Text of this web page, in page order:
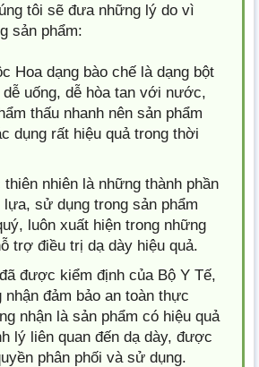
tôi sẽ đưa những lý do vì
sản phẩm:
Hoa dạng bào chế là dạng bột
dễ uống, dễ hòa tan với nước,
thấu nhanh nên sản phẩm
dụng rất hiệu quả trong thời
nhiên là những thành phần
sử dụng trong sản phẩm
luôn xuất hiện trong những
trợ điều trị dạ dày hiệu quả.
được kiểm định của Bộ Y Tế,
nhận đảm bảo an toàn thực
nhận là sản phẩm có hiệu quả
lý liên quan đến dạ dày, được
phân phối và sử dụng.